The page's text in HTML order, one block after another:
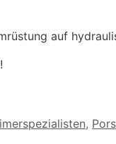
auf
,